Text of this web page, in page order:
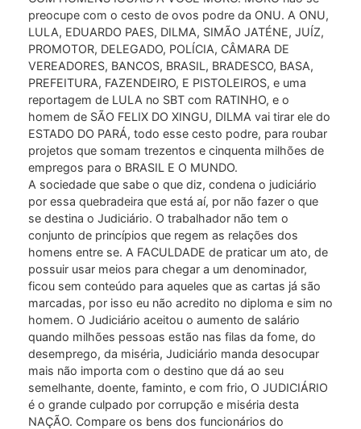
preocupe com o cesto de ovos podre da ONU. A ONU,
LULA, EDUARDO PAES, DILMA, SIMÃO JATÉNE, JUÍZ,
PROMOTOR, DELEGADO, POLÍCIA, CÂMARA DE
VEREADORES, BANCOS, BRASIL, BRADESCO, BASA,
PREFEITURA, FAZENDEIRO, E PISTOLEIROS, e uma
reportagem de LULA no SBT com RATINHO, e o
homem de SÃO FELIX DO XINGU, DILMA vai tirar ele do
ESTADO DO PARÁ, todo esse cesto podre, para roubar
projetos que somam trezentos e cinquenta milhões de
empregos para o BRASIL E O MUNDO.
A sociedade que sabe o que diz, condena o judiciário
por essa quebradeira que está aí, por não fazer o que
se destina o Judiciário. O trabalhador não tem o
conjunto de princípios que regem as relações dos
homens entre se. A FACULDADE de praticar um ato, de
possuir usar meios para chegar a um denominador,
ficou sem conteúdo para aqueles que as cartas já são
marcadas, por isso eu não acredito no diploma e sim no
homem. O Judiciário aceitou o aumento de salário
quando milhões pessoas estão nas filas da fome, do
desemprego, da miséria, Judiciário manda desocupar
mais não importa com o destino que dá ao seu
semelhante, doente, faminto, e com frio, O JUDICIÁRIO
é o grande culpado por corrupção e miséria desta
NAÇÃO. Compare os bens dos funcionários do